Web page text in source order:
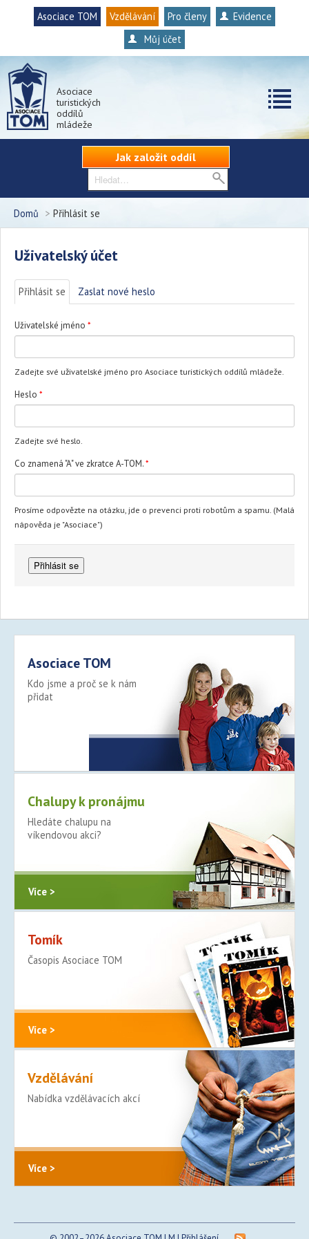
Asociace TOM Vzdělávání Pro členy
Evidence
Můj účet
Asociace
turistických
oddílů
mládeže
Jak založit oddíl
Domů > Přihlásit se
Uživatelský účet
Přihlásit se (aktivní záložka)
Zaslat nové heslo
Uživatelské jméno *
Zadejte své uživatelské jméno pro Asociace turistických oddílů mládeže.
Heslo *
Zadejte své heslo.
Co znamená "A" ve zkratce A-TOM.*
Prosíme odpovězte na otázku, jde o prevenci proti robotům a spamu. (Malá
nápověda je "Asociace")
Asociace TOM
Kdo jsme a proč se k nám
přidat
Chalupy k pronájmu
Hledáte chalupu na
víkendovou akci?
Více >
Tomík
Časopis Asociace TOM
Více >
Vzdělávání
Nabídka vzdělávacích akcí
Více >